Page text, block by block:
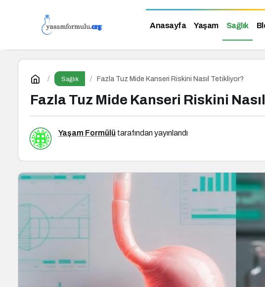
Anasayfa Yaşam Sağlık
Sağlık Fazla Tuz Mide Kanseri Riskini Nasıl Tetikliyor?
Fazla Tuz Mide Kanseri Riskini
Yaşam Formülü tarafından yayınlandı